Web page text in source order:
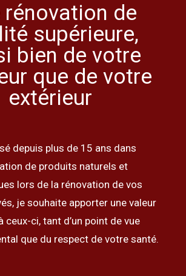
rénovation de
supérieure,
bien de votre
que de votre
extérieur
depuis plus de 15 ans dans
de produits naturels et
lors de la rénovation de vos
je souhaite apporter une valeur
ceux-ci, tant d’un point de vue
que du respect de votre santé.